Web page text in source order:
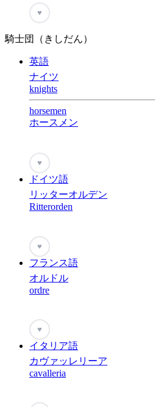
♥
騎士団（きしだん）
英語
ナイツ
knights
horsemen
ホースメン
♥
ドイツ語
リッターオルデン
Ritterorden
♥
フランス語
オルドル
ordre
♥
イタリア語
カヴァッレリーア
cavalleria